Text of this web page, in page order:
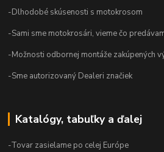
-Dlhodobé skúsenosti s motokrosom
-Sami sme motokrosári, vieme čo
-Možnosti odbornej montáže zakúpených
-Sme autorizovaný Dealeri značiek
Katalógy, tabuľky a ďalej
-Tovar zasielame po celej Európe